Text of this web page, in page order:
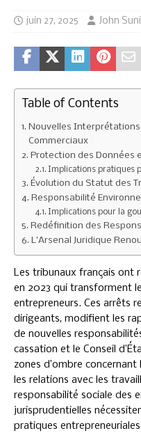
juin 27, 2025 John
Table of Contents
Nouvelles
Commerciaux
Protection des Données
Implications pratiques
Évolution du Statut des
Responsabilité
Implications pour la
Redéfinition des
L’Arsenal Juridique
Les tribunaux français ont
en 2023 qui transforment
entrepreneurs. Ces arrêts
dirigeants, modifient les
de nouvelles
cassation et le Conseil
zones d’ombre
les relations avec les
responsabilité sociale des
jurisprudentielles
pratiques